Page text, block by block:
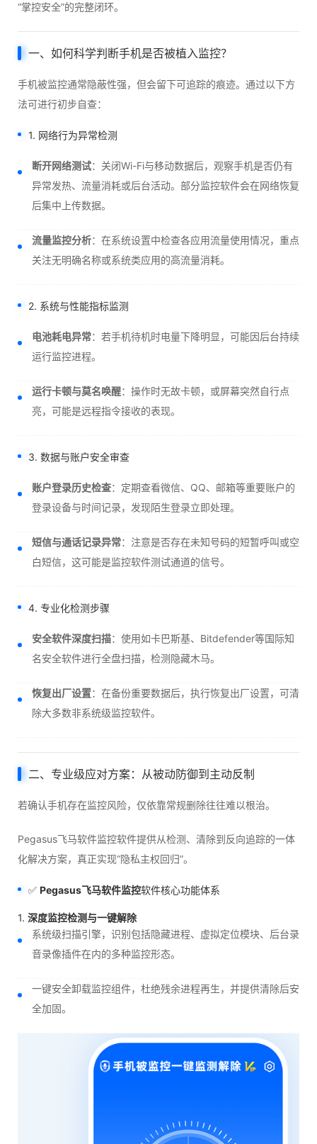
“掌控安全”的完整闭环。
一、如何科学判断手机是否被植入监控？
手机被监控通常隐蔽性强，但会留下可追踪的痕迹。通过以下方
法可进行初步自查：
1. 网络行为异常检测
断开网络测试：关闭Wi-Fi与移动数据后，观察手机是否仍有
异常发热、流量消耗或后台活动。部分监控软件会在网络恢复
后集中上传数据。
流量监控分析：在系统设置中检查各应用流量使用情况，重点
关注无明确名称或系统类应用的高流量消耗。
2. 系统与性能指标监测
电池耗电异常：若手机待机时电量下降明显，可能因后台持续
运行监控进程。
运行卡顿与莫名唤醒：操作时无故卡顿，或屏幕突然自行点
亮，可能是远程指令接收的表现。
3. 数据与账户安全审查
账户登录历史检查：定期查看微信、QQ、邮箱等重要账户的
登录设备与时间记录，发现陌生登录立即处理。
短信与通话记录异常：注意是否存在未知号码的短暂呼叫或空
白短信，这可能是监控软件测试通道的信号。
4. 专业化检测步骤
安全软件深度扫描：使用如卡巴斯基、Bitdefender等国际知
名安全软件进行全盘扫描，检测隐藏木马。
恢复出厂设置：在备份重要数据后，执行恢复出厂设置，可清
除大多数非系统级监控软件。
二、专业级应对方案：从被动防御到主动反制
若确认手机存在监控风险，仅依靠常规删除往往难以根治。
Pegasus飞马软件监控软件提供从检测、清除到反向追踪的一体
化解决方案，真正实现“隐私主权回归”。
✅ Pegasus飞马软件监控软件核心功能体系
1. 深度监控检测与一键解除
系统级扫描引擎，识别包括隐藏进程、虚拟定位模块、后台录
音录像插件在内的多种监控形态。
一键安全卸载监控组件，杜绝残余进程再生，并提供清除后安
全加固。